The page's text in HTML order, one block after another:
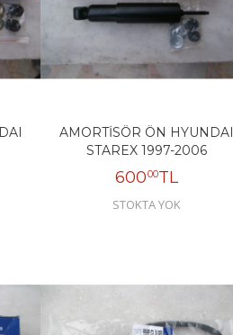
AMORTİSÖR ÖN HYUNDAI
STAREX 1997-2006
60000TL
STOKTA YOK